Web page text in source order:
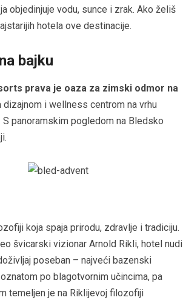
objedinjuje vodu, sunce i zrak. Ako želiš
hotela ove destinacije.
bajku
prava je oaza za zimski odmor na
i wellness centrom na vrhu
panoramskim pogledom na Bledsko
koja spaja prirodu, zdravlje i tradiciju.
švicarski vizionar Arnold Rikli, hotel nudi
poseban – najveći bazenski
po blagotvornim učincima, pa
temeljen je na Riklijevoj filozofiji